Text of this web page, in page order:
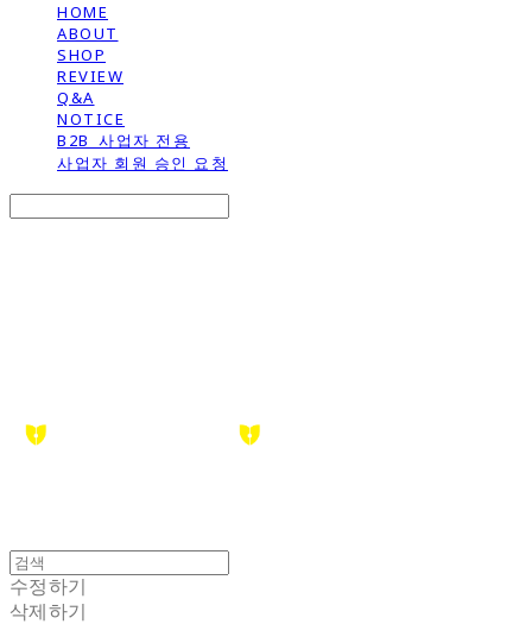
HOME
ABOUT
SHOP
REVIEW
Q&A
NOTICE
B2B_사업자 전용
사업자 회원 승인 요청
수정하기
삭제하기